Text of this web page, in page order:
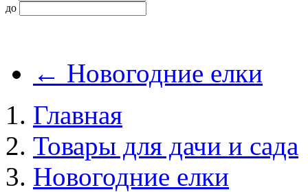
до
← Новогодние елки
Главная
Товары для дачи и сада
Новогодние елки